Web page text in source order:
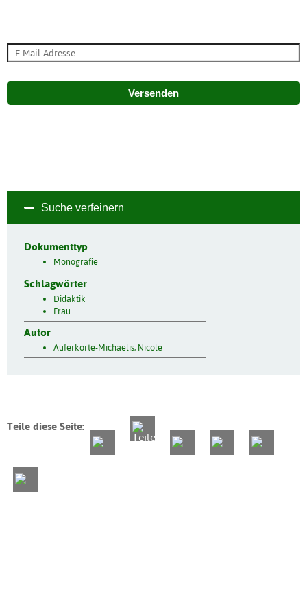
Versenden
Suche verfeinern
Dokumenttyp
Monografie
Schlagwörter
Didaktik
Frau
Autor
Auferkorte-Michaelis, Nicole
Teile diese Seite: